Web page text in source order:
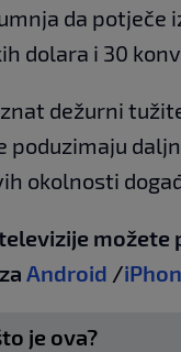
da potječe
dolara i 30
dežurni
poduzimaju
okolnosti
možete
Android /
je ova?